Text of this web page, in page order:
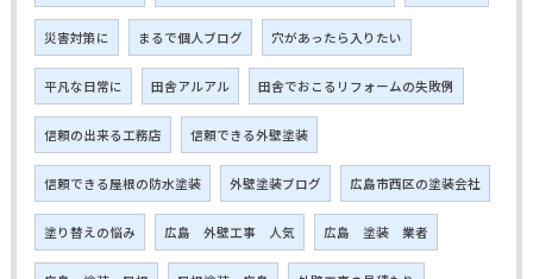
災害対策に まるで個人ブログ 穴があったら入りたい
平凡な日常に 田舎アルアル 田舎でおこるリフォームの失敗例
信頼の出来る工務店 信頼できる外壁塗装
信頼できる屋根の防水塗装 外壁塗装ブログ 広島市西区の塗装会社
塗り替えの悩み 広島 外壁工事 人気 広島 塗装 業者